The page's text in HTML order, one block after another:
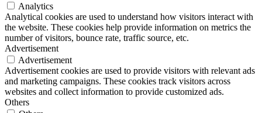
Analytics
Analytical cookies are used to understand how visitors interact with
the website. These cookies help provide information on metrics the
number of visitors, bounce rate, traffic source, etc.
Advertisement
Advertisement
Advertisement cookies are used to provide visitors with relevant ads
and marketing campaigns. These cookies track visitors across
websites and collect information to provide customized ads.
Others